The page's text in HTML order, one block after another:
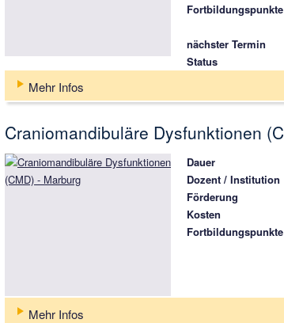
Fortbildungspunkte
nächster Termin
Status
Mehr Infos
Craniomandibuläre Dysfunktionen
Dauer
Dozent / Institution
Förderung
Kosten
Fortbildungspunkte
Mehr Infos